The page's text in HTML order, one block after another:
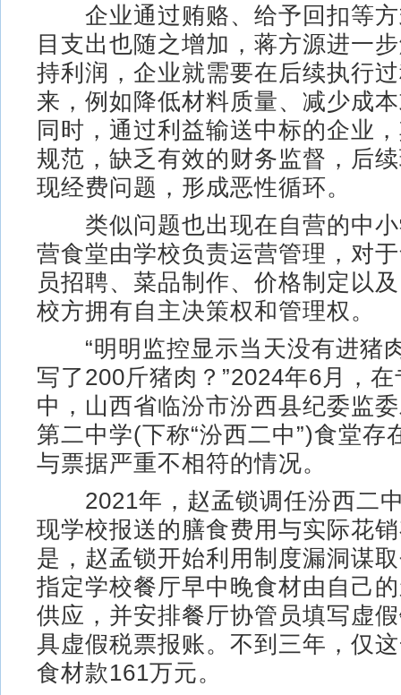
企业通过贿赂、给予回扣等方
目支出也随之增加，蒋方源进一
持利润，企业就需要在后续执行过
来，例如降低材料质量、减少成
同时，通过利益输送中标的企业
规范，缺乏有效的财务监督，后
现经费问题，形成恶性循环。
类似问题也出现在自营的中小
营食堂由学校负责运营管理，对
员招聘、菜品制作、价格制定以
校方拥有自主决策权和管理权。
“明明监控显示当天没有进猪
写了200斤猪肉？”2024年6月，
中，山西省临汾市汾西县纪委监
第二中学(下称“汾西二中”)食堂存
与票据严重不相符的情况。
2021年，赵孟锁调任汾西二
现学校报送的膳食费用与实际花
是，赵孟锁开始利用制度漏洞谋
指定学校餐厅早中晚食材由自己
供应，并安排餐厅协管员填写虚
具虚假税票报账。不到三年，仅
食材款161万元。